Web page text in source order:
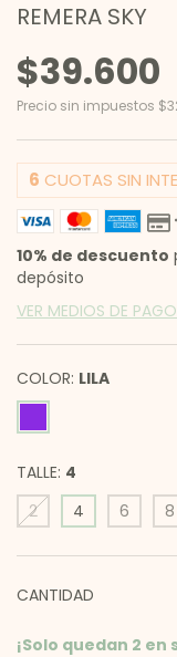
REMERA SKY
$39.600
Precio sin impuestos
6 CUOTAS SIN
10% de descuento
depósito
VER MEDIOS DE PAGO
COLOR: LILA
TALLE: 4
2
4 6 8
CANTIDAD
¡Solo quedan 2 en